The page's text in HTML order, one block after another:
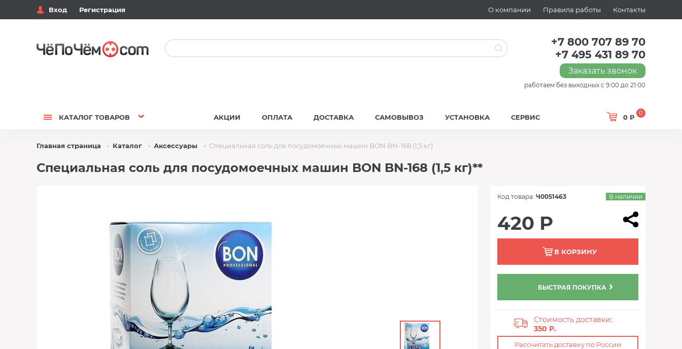
Вход Регистрация О компании Правила работы Контакты
+7 800 707 89 70
+7 495 431 89 70
Заказать звонок
работаем без выходных с 9:00 до 21:00
КАТАЛОГ ТОВАРОВ 0 Р
0
АКЦИИ ОПЛАТА ДОСТАВКА САМОВЫВОЗ УСТАНОВКА СЕРВИС
Главная страница Каталог Аксессуары Специальная соль для посудомоечных машин BON BN-168 (1,5 кг)
Специальная соль для посудомоечных машин BON BN-168 (1,5 кг)**
Код товара: Ч0051463 В наличии
420 Р
В КОРЗИНУ
БЫСТРАЯ ПОКУПКА
Стоимость доставки:
350 Р.
Рассчитать доставку по России